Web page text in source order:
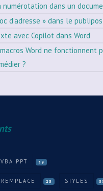
numérotation dans un
d’adresse » dans le
avec Copilot dans Word
Word ne fonctionnent
?
PPT 39
25 STYLES